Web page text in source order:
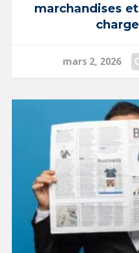
marchandises
mars 2, 2026